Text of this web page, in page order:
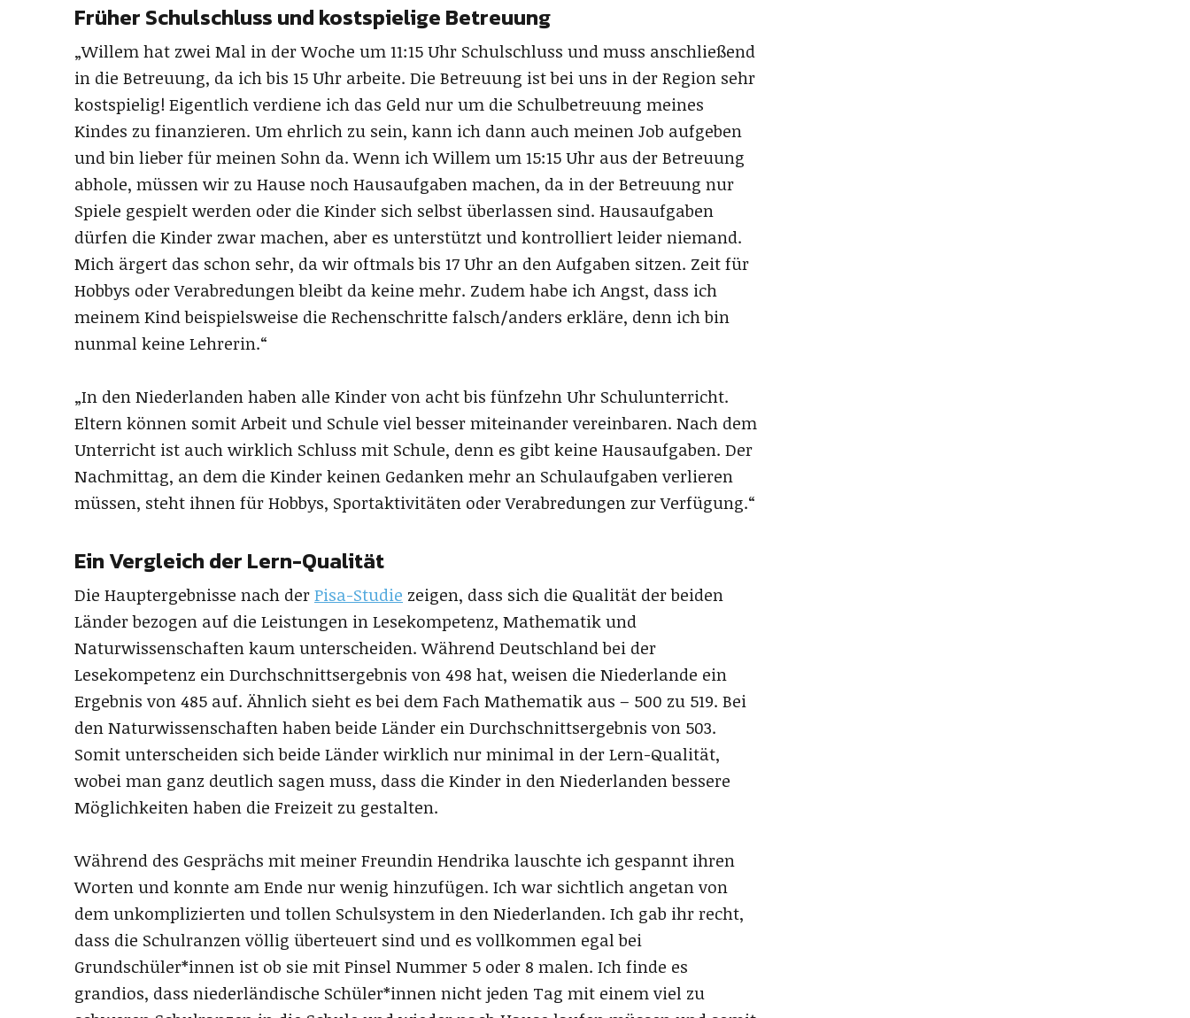
Früher Schulschluss und kostspielige Betreuung
„Willem hat zwei Mal in der Woche um 11:15 Uhr Schulschluss und muss anschließend
in die Betreuung, da ich bis 15 Uhr arbeite. Die Betreuung ist bei uns in der Region sehr
kostspielig! Eigentlich verdiene ich das Geld nur um die Schulbetreuung meines
Kindes zu finanzieren. Um ehrlich zu sein, kann ich dann auch meinen Job aufgeben
und bin lieber für meinen Sohn da. Wenn ich Willem um 15:15 Uhr aus der Betreuung
abhole, müssen wir zu Hause noch Hausaufgaben machen, da in der Betreuung nur
Spiele gespielt werden oder die Kinder sich selbst überlassen sind. Hausaufgaben
dürfen die Kinder zwar machen, aber es unterstützt und kontrolliert leider niemand.
Mich ärgert das schon sehr, da wir oftmals bis 17 Uhr an den Aufgaben sitzen. Zeit für
Hobbys oder Verabredungen bleibt da keine mehr. Zudem habe ich Angst, dass ich
meinem Kind beispielsweise die Rechenschritte falsch/anders erkläre, denn ich bin
nunmal keine Lehrerin.“
„In den Niederlanden haben alle Kinder von acht bis fünfzehn Uhr Schulunterricht.
Eltern können somit Arbeit und Schule viel besser miteinander vereinbaren. Nach dem
Unterricht ist auch wirklich Schluss mit Schule, denn es gibt keine Hausaufgaben. Der
Nachmittag, an dem die Kinder keinen Gedanken mehr an Schulaufgaben verlieren
müssen, steht ihnen für Hobbys, Sportaktivitäten oder Verabredungen zur Verfügung.“
Ein Vergleich der Lern-Qualität
Die Hauptergebnisse nach derPisa-Studie zeigen, dass sich die Qualität der beiden
Länder bezogen auf die Leistungen in Lesekompetenz, Mathematik und
Naturwissenschaften kaum unterscheiden. Während Deutschland bei der
Lesekompetenz ein Durchschnittsergebnis von 498 hat, weisen die Niederlande ein
Ergebnis von 485 auf. Ähnlich sieht es bei dem Fach Mathematik aus – 500 zu 519. Bei
den Naturwissenschaften haben beide Länder ein Durchschnittsergebnis von 503.
Somit unterscheiden sich beide Länder wirklich nur minimal in der Lern-Qualität,
wobei man ganz deutlich sagen muss, dass die Kinder in den Niederlanden bessere
Möglichkeiten haben die Freizeit zu gestalten.
Während des Gesprächs mit meiner Freundin Hendrika lauschte ich gespannt ihren
Worten und konnte am Ende nur wenig hinzufügen. Ich war sichtlich angetan von
dem unkomplizierten und tollen Schulsystem in den Niederlanden. Ich gab ihr recht,
dass die Schulranzen völlig überteuert sind und es vollkommen egal bei
Grundschüler*innen ist ob sie mit Pinsel Nummer 5 oder 8 malen. Ich finde es
grandios, dass niederländische Schüler*innen nicht jeden Tag mit einem viel zu